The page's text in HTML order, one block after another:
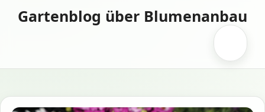
InhaltGartenblog über Blumenanbau